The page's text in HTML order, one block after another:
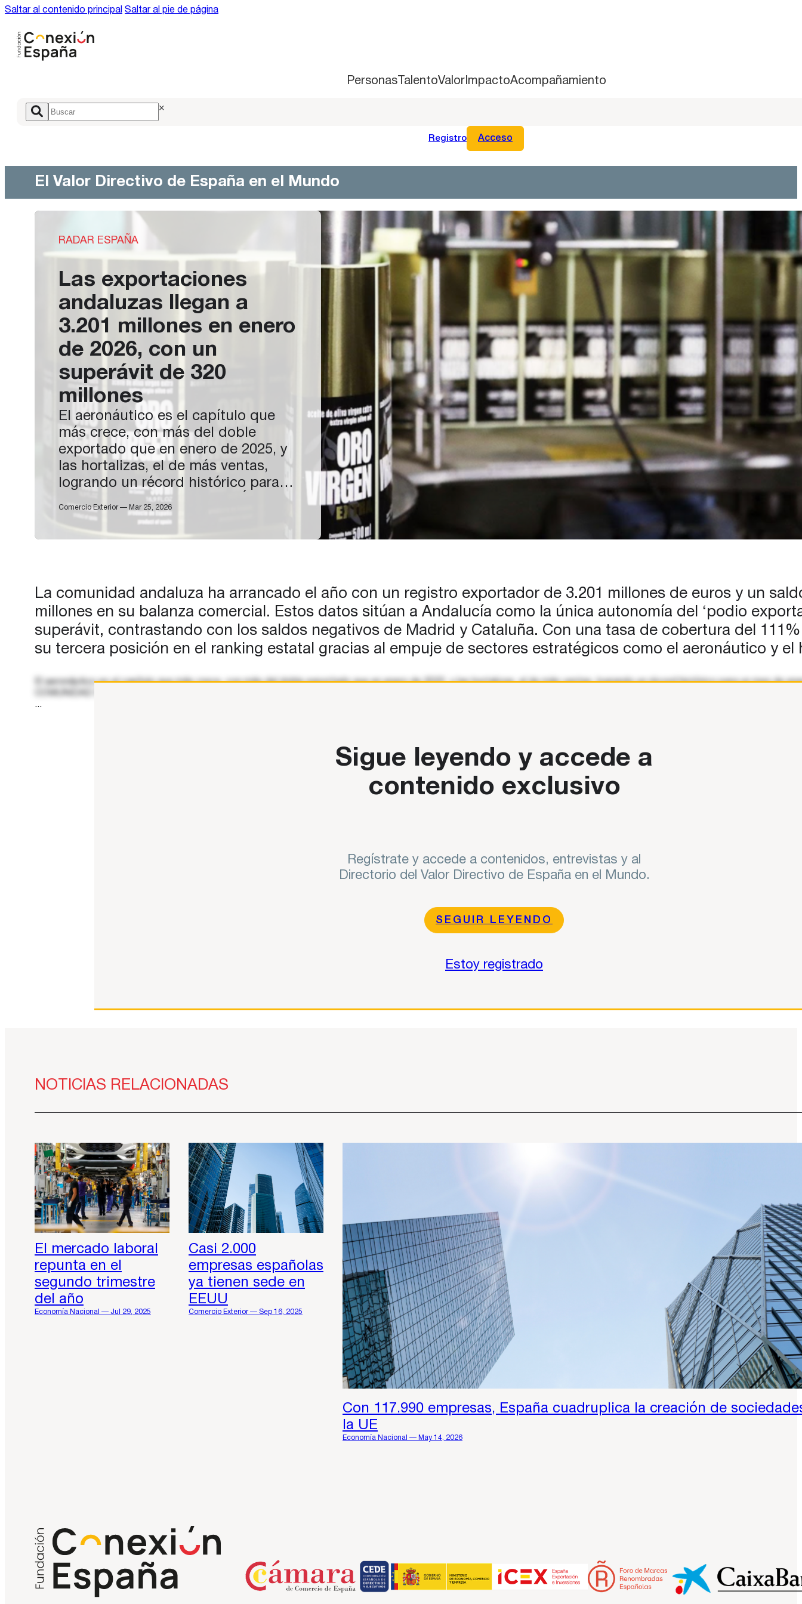
Saltar al contenido principal Saltar al pie de página
PersonasTalentoValorImpactoAcompañamiento
×
Registro Acceso
El Valor Directivo de España en el Mundo
RADAR ESPAÑA
Las exportaciones
andaluzas llegan a
3.201 millones en enero
de 2026, con un
superávit de 320
millones
El aeronáutico es el capítulo que
más crece, con más del doble
exportado que en enero de 2025, y
las hortalizas, el de más ventas,
logrando un récord histórico para
un mes de enero ANDALUCÍA ES
LA ÚNICA COMUNIDAD DEL
‘PODIUM EXPORTADOR’ CON
Andalucía ha iniciado…
Comercio Exterior — Mar 25, 2026
La comunidad andaluza ha arrancado el año con un registro exportador de 3.201 millones de euros y un
millones en su balanza comercial. Estos datos sitúan a Andalucía como la única autonomía del ‘podio
superávit, contrastando con los saldos negativos de Madrid y Cataluña. Con una tasa de cobertura del
su tercera posición en el ranking estatal gracias al empuje de sectores estratégicos como el aeronáutico y
El aeronáutico es el capítulo que más crece, con más del doble exportado que en enero de 2025, y las hortalizas, el de más ventas, logrando un récord histórico para un mes de
COMUNIDAD DEL ‘PODIUM EXPORTADOR’ CON SALDO POSITIVO EN SU BALANZA COMERCIAL CON
...
Sigue leyendo y accede a
contenido exclusivo
Regístrate y accede a contenidos, entrevistas y al
Directorio del Valor Directivo de España en el Mundo.
SEGUIR LEYENDO
Estoy registrado
NOTICIAS RELACIONADAS
El mercado laboral
repunta en el
segundo trimestre
del año
Economía Nacional — Jul 29, 2025
Casi 2.000
empresas españolas
ya tienen sede en
EEUU
Comercio Exterior — Sep 16, 2025
Con 117.990 empresas, España cuadruplica la creación de
la UE
Economía Nacional — May 14, 2026